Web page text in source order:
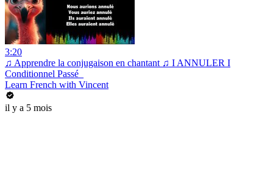
3:20
♫ Apprendre la conjugaison en chantant ♫ I ANNULER I
Conditionnel Passé_
Learn French with Vincent
il y a 5 mois